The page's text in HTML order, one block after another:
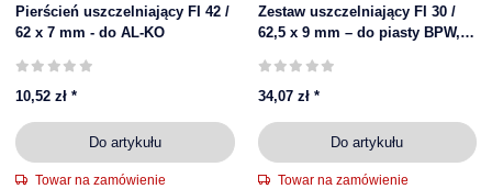
Pierścień uszczelniający FI 42 /
62 x 7 mm - do AL-KO
10,52 zł *
Do artykułu
Towar na zamówienie
Zestaw uszczelniający FI 30 /
62,5 x 9 mm – do piasty BPW, 3-
34,07 zł *
Do artykułu
Towar na zamówienie